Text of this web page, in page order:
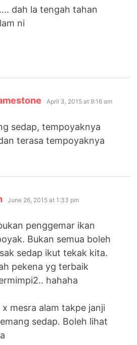
dah la tengah tahan
ni
says:
April 3, 2015 at 9:16 am
sedap, tempoyaknya
terasa tempoyaknya
says:
June 26, 2015 at 1:33 pm
penggemar ikan
Bukan semua boleh
sedap ikut tekak kita.
pekena yg terbaik
hahaha
mesra alam takpe janji
sedap. Boleh lihat